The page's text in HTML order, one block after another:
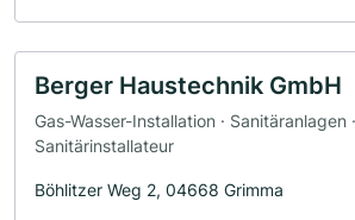
Berger Haustechnik GmbH
Gas-Wasser-Installation · Sanitäranlagen
Sanitärinstallateur
Böhlitzer Weg 2, 04668 Grimma